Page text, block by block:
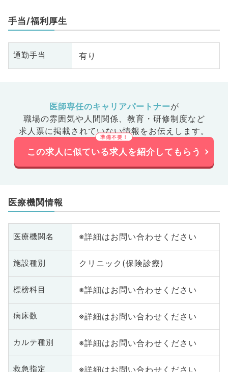
手当/福利厚生
通勤手当 有り
医師専任のキャリアパートナーが
職場の雰囲気や人間関係、 教育・研修制度など
求人票に掲載されていない情報をお伝えします。
この求人に似ている求人を紹介してもらう
医療機関情報
医療機関名 ※詳細はお問い合わせください
施設種別 クリニック(保険診療)
標榜科目 ※詳細はお問い合わせください
病床数 ※詳細はお問い合わせください
カルテ種別 ※詳細はお問い合わせください
救急指定 ※詳細はお問い合わせください